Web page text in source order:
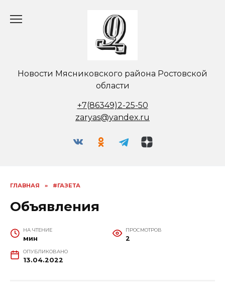
Новости Мясниковского района Ростовской
области
+7(86349)2-25-50
zaryas@yandex.ru
ГЛАВНАЯ » #ГАЗЕТА
Объявления
НА ЧТЕНИЕ
мин
ПРОСМОТРОВ
2
ОПУБЛИКОВАНО
13.04.2022